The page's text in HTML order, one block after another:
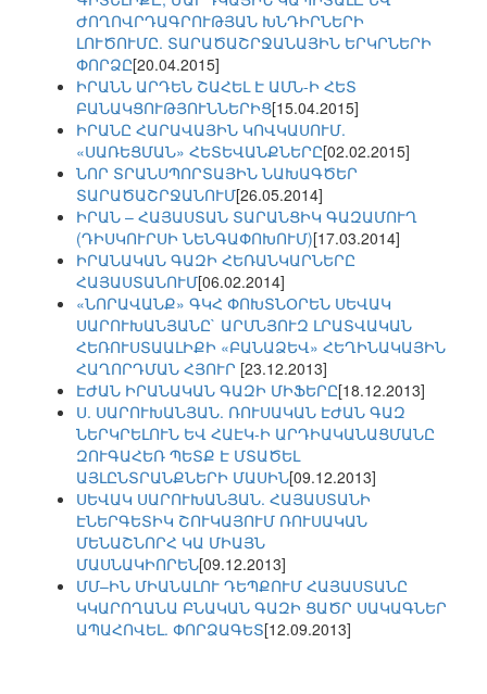
ԺՈՂՈՎՐԴԱԳՐՈՒԹՅԱՆ ԽՆԴԻՐՆԵՐԻ
ԼՈՒԾՈՒՄԸ. ՏԱՐԱԾԱՇՐՋԱՆԱՅԻՆ ԵՐԿՐՆԵՐԻ
ՓՈՐՁԸ[20.04.2015]
ԻՐԱՆՆ ԱՐԴԵՆ ՇԱՀԵԼ Է ԱՄՆ-Ի ՀԵՏ
ԲԱՆԱԿՑՈՒԹՅՈՒՆՆԵՐԻՑ[15.04.2015]
ԻՐԱՆԸ ՀԱՐԱՎԱՅԻՆ ԿՈՎԿԱՍՈՒՄ.
«ՍԱՌԵՑՄԱՆ» ՀԵՏԵՎԱՆՔՆԵՐԸ[02.02.2015]
ՆՈՐ ՏՐԱՆՍՊՈՐՏԱՅԻՆ ՆԱԽԱԳԾԵՐ
ՏԱՐԱԾԱՇՐՋԱՆՈՒՄ[26.05.2014]
ԻՐԱՆ – ՀԱՅԱՍՏԱՆ ՏԱՐԱՆՑԻԿ ԳԱԶԱՄՈՒՂ
(ԴԻՍԿՈՒՐՍԻ ՆԵՆԳԱՓՈԽՈՒՄ)[17.03.2014]
ԻՐԱՆԱԿԱՆ ԳԱԶԻ ՀԵՌԱՆԿԱՐՆԵՐԸ
ՀԱՅԱՍՏԱՆՈՒՄ[06.02.2014]
«ՆՈՐԱՎԱՆՔ» ԳԿՀ ՓՈԽՏՆՕՐԵՆ ՍԵՎԱԿ
ՍԱՐՈՒԽԱՆՅԱՆԸ` ԱՐՄՆՅՈՒԶ ԼՐԱՏՎԱԿԱՆ
ՀԵՌՈՒՍՏԱԱԼԻՔԻ «ԲԱՆԱՁԵՎ» ՀԵՂԻՆԱԿԱՅԻՆ
ՀԱՂՈՐԴՄԱՆ ՀՅՈՒՐ [23.12.2013]
ԷԺԱՆ ԻՐԱՆԱԿԱՆ ԳԱԶԻ ՄԻՖԵՐԸ[18.12.2013]
Ս. ՍԱՐՈՒԽԱՆՅԱՆ. ՌՈՒՍԱԿԱՆ ԷԺԱՆ ԳԱԶ
ՆԵՐԿՐԵԼՈՒՆ ԵՎ ՀԱԷԿ-Ի ԱՐԴԻԱԿԱՆԱՑՄԱՆԸ
ԶՈՒԳԱՀԵՌ ՊԵՏՔ Է ՄՏԱԾԵԼ
ԱՅԼԸՆՏՐԱՆՔՆԵՐԻ ՄԱՍԻՆ[09.12.2013]
ՍԵՎԱԿ ՍԱՐՈՒԽԱՆՅԱՆ. ՀԱՅԱՍՏԱՆԻ
ԷՆԵՐԳԵՏԻԿ ՇՈՒԿԱՅՈՒՄ ՌՈՒՍԱԿԱՆ
ՄԵՆԱՇՆՈՐՀ ԿԱ ՄԻԱՅՆ
ՄԱՍՆԱԿԻՈՐԵՆ[09.12.2013]
ՄՄ–ԻՆ ՄԻԱՆԱԼՈՒ ԴԵՊՔՈՒՄ ՀԱՅԱՍՏԱՆԸ
ԿԿԱՐՈՂԱՆԱ ԲՆԱԿԱՆ ԳԱԶԻ ՑԱԾՐ ՍԱԿԱԳՆԵՐ
ԱՊԱՀՈՎԵԼ. ՓՈՐՁԱԳԵՏ[12.09.2013]